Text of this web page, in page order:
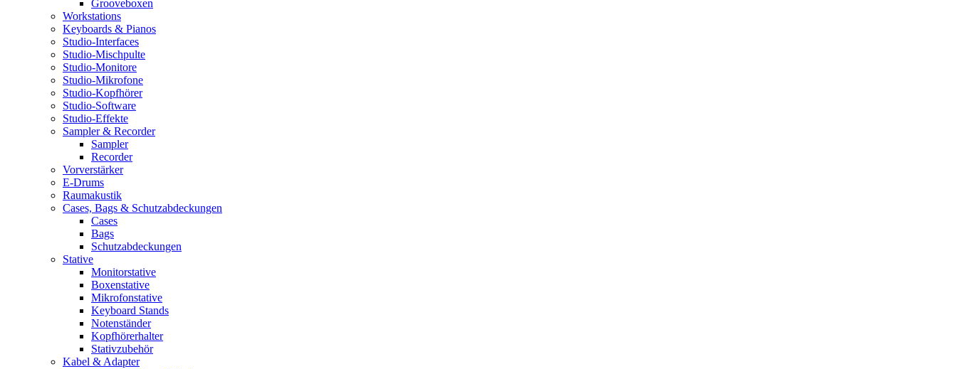
Grooveboxen
Workstations
Keyboards & Pianos
Studio-Interfaces
Studio-Mischpulte
Studio-Monitore
Studio-Mikrofone
Studio-Kopfhörer
Studio-Software
Studio-Effekte
Sampler & Recorder
Sampler
Recorder
Vorverstärker
E-Drums
Raumakustik
Cases, Bags & Schutzabdeckungen
Cases
Bags
Schutzabdeckungen
Stative
Monitorstative
Boxenstative
Mikrofonstative
Keyboard Stands
Notenständer
Kopfhörerhalter
Stativzubehör
Kabel & Adapter